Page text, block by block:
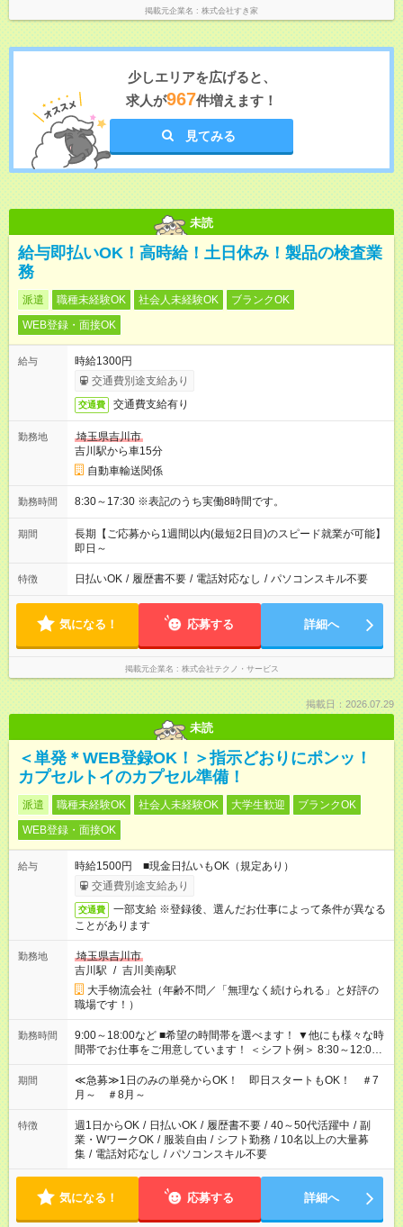
掲載元企業名 株式会社すき家
少しエリアを広げると、
求人が967件増えます！
見てみる
未読
給与即払いOK！高時給！土日休み！製品の検査業
務
派遣 職種未経験OK 社会人未経験OK
ブランクOK
WEB登録・面接OK
給与
時給1300円
交通費別途支給あり
交通費 交通費支給有り
勤務地
埼玉県吉川市
吉川駅から車15分
自動車輸送関係
勤務時間 8:30～17:30 ※表記のうち実働8時間です。
期間
長期【ご応募から1週間以内(最短2日目)のスピード就業が可能】
即日～
特徴 日払いOK / 履歴書不要 / 電話対応なし / パソコンスキル不要
気になる！ 応募する 詳細へ
掲載元企業名 株式会社テクノ・サービス
掲載日：2026.07.29
未読
＜単発＊WEB登録OK！＞指示どおりにポンッ！
カプセルトイのカプセル準備！
派遣 職種未経験OK 社会人未経験OK 大学生歓迎
ブランクOK
WEB登録・面接OK
給与
時給1500円 ■現金日払いもOK（規定あり）
交通費別途支給あり
交通費
一部支給 ※登録後、選んだお仕事によって条件が異なる
ことがあります
勤務地
埼玉県吉川市
吉川駅 / 吉川美南駅
大手物流会社（年齢不問／「無理なく続けられる」と好評の
職場です！）
勤務時間
9:00～18:00など ■希望の時間帯を選べます！ ▼他にも様々な時
間帯でお仕事をご用意しています！ ＜シフト例＞ 8:30～12:00
17:00～22:00 13:00～22:00 22:00～翌6:00 など
期間
≪急募≫1日のみの単発からOK！ 即日スタートもOK！ ＃7
月～ ＃8月～
特徴 週1日からOK / 日払いOK / 履歴書不要 / 40～50代活躍中 / 副
業・WワークOK / 服装自由 / シフト勤務 / 10名以上の大量募
集 / 電話対応なし / パソコンスキル不要
気になる！ 応募する 詳細へ